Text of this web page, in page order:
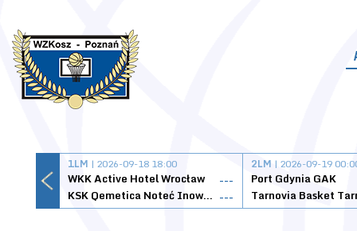
1LM | 2026-09-18 18:00
WKK Active Hotel Wrocław
---
KSK Qemetica Noteć Inowrocław ---
2LM | 2026-09-19
Port Gdynia GAK